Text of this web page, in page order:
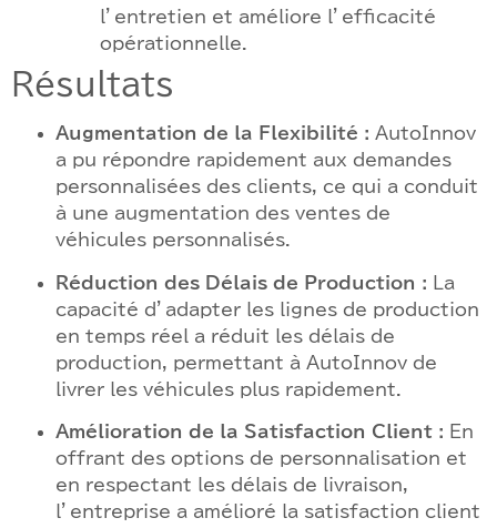
l’entretien et améliore l’efficacité
opérationnelle.
Résultats
Augmentation de la Flexibilité : AutoInnov
a pu répondre rapidement aux demandes
personnalisées des clients, ce qui a conduit
à une augmentation des ventes de
véhicules personnalisés.
Réduction des Délais de Production : La
capacité d’adapter les lignes de production
en temps réel a réduit les délais de
production, permettant à AutoInnov de
livrer les véhicules plus rapidement.
Amélioration de la Satisfaction Client : En
offrant des options de personnalisation et
en respectant les délais de livraison,
l’entreprise a amélioré la satisfaction client